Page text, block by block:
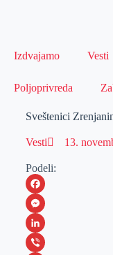
Izdvajamo Vesti
Poljoprivreda
Sveštenici
Vesti 13.
Podeli:
F
a
c
M
eL